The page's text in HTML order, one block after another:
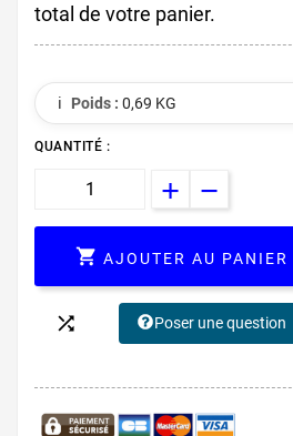
total de votre panier.
ℹ️ Poids : 0,69 KG
QUANTITÉ :
 AJOUTER AU PANIER
 Poser une question